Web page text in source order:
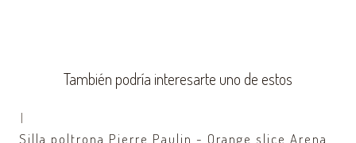
También podría interesarte uno de estos
|
Silla poltrona Pierre Paulin - Orange slice Arena